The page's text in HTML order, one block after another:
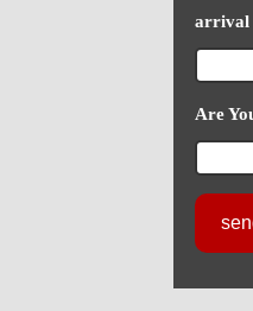
arrival
Are